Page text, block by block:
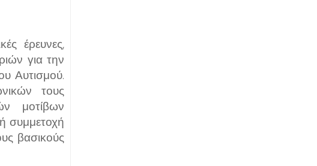
έρευνες,
για την
Αυτισμού.
τους
μοτίβων
συμμετοχή
βασικούς